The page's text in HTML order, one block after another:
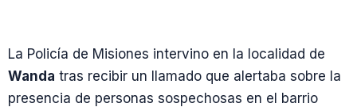
La Policía de Misiones intervino en la localidad de
Wanda tras recibir un llamado que alertaba sobre la
presencia de personas sospechosas en el barrio